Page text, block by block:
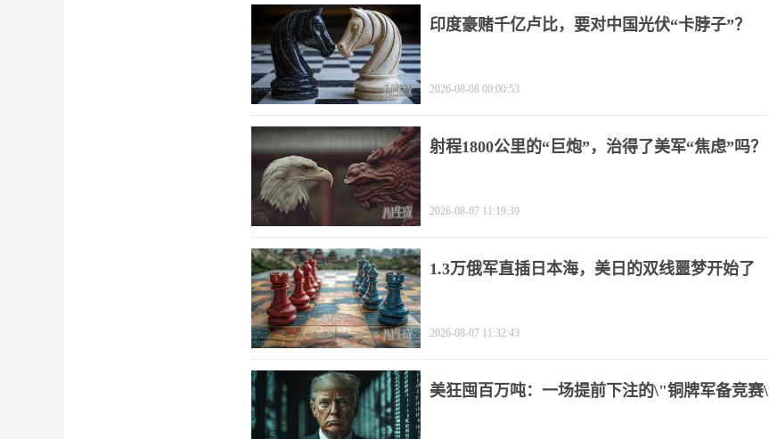
印度豪赌千亿卢比，要对中国光伏“卡脖子”？
2026-08-08 00:00:53
射程1800公里的“巨炮”，治得了美军“焦虑”吗？
2026-08-07 11:19:39
1.3万俄军直插日本海，美日的双线噩梦开始了
2026-08-07 11:32:43
美狂囤百万吨：一场提前下注的\"铜牌军备竞赛\"